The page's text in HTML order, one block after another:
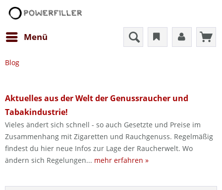
Menü
Blog
Aktuelles aus der Welt der Genussraucher und
Tabakindustrie!
Vieles ändert sich schnell - so auch Gesetzte und Preise im
Zusammenhang mit Zigaretten und Rauchgenuss. Regelmäßig
findest du hier neue Infos zur Lage der Raucherwelt. Wo
ändern sich Regelungen... mehr erfahren »